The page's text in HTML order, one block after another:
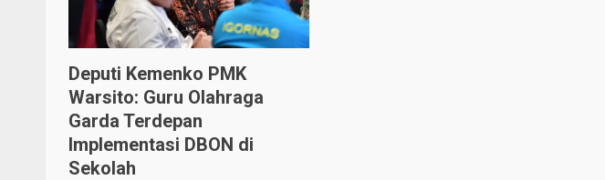
Deputi Kemenko PMK
Warsito: Guru Olahraga
Garda Terdepan
Implementasi DBON di
Sekolah